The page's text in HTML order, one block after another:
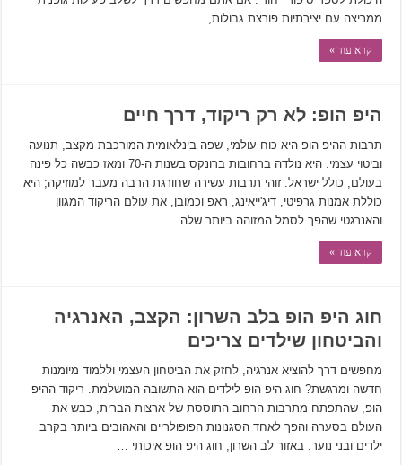
ממריצה עם יצירתיות פורצת גבולות, …
קרא עוד »
היפ הופ: לא רק ריקוד, דרך חיים
תרבות ההיפ הופ היא כוח עולמי, שפה בינלאומית המורכבת מקצב, תנועה
וביטוי עצמי. היא נולדה ברחובות ברונקס בשנות ה-70 ומאז כבשה כל פינה
בעולם, כולל ישראל. זוהי תרבות עשירה שחורגת הרבה מעבר למוזיקה; היא
כוללת אמנות גרפיטי, דיג'ייאינג, ראפ וכמובן, את עולם הריקוד המגוון
והאנרגטי שהפך לסמל המזוהה ביותר שלה. …
קרא עוד »
חוג היפ הופ בלב השרון: הקצב, האנרגיה
והביטחון שילדים צריכים
מחפשים דרך להוציא אנרגיה, לחזק את הביטחון העצמי וללמוד מיומנות
חדשה ומרגשת? חוג היפ הופ לילדים הוא התשובה המושלמת. ריקוד ההיפ
הופ, שהתפתח מתרבות הרחוב התוססת של ארצות הברית, כבש את
העולם בסערה והפך לאחד הסגנונות הפופולריים והאהובים ביותר בקרב
ילדים ובני נוער. באזור לב השרון, חוג היפ הופ איכותי …